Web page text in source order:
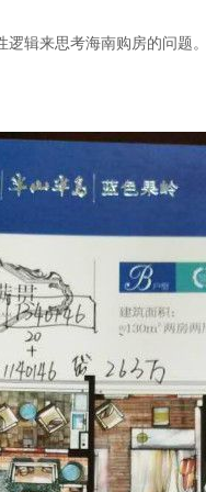
辑来思考海南购房的问题